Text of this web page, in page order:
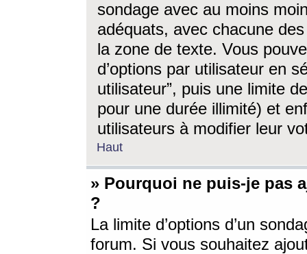
sondage avec au moins
adéquats, avec chacune
la zone de texte. Vous
d’options par utilisateur en
utilisateur”, puis une limite
pour une durée illimité) et
utilisateurs à modifier leur
Haut
» Pourquoi ne puis-je pas
?
La limite d’options d’un
forum. Si vous souhaitez